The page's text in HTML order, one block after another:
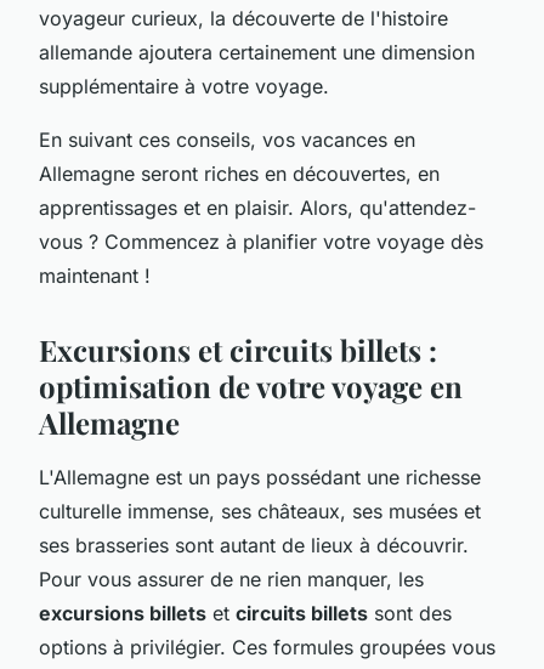
voyageur curieux, la découverte de l'histoire
allemande ajoutera certainement une dimension
supplémentaire à votre voyage.
En suivant ces conseils, vos vacances en
Allemagne seront riches en découvertes, en
apprentissages et en plaisir. Alors, qu'attendez-
vous ? Commencez à planifier votre voyage dès
maintenant !
Excursions et circuits billets :
optimisation de votre voyage en
Allemagne
L'Allemagne est un pays possédant une richesse
culturelle immense, ses châteaux, ses musées et
ses brasseries sont autant de lieux à découvrir.
Pour vous assurer de ne rien manquer, les
excursions billets et circuits billets sont des
options à privilégier. Ces formules groupées vous